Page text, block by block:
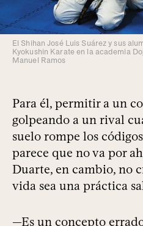
El Shihan José Luis Suárez y sus
Kyokushin Karate en la academia
Manuel Ramos
Para él, permitir a un
golpeando a un rival
suelo rompe los
parece que no va por
Duarte, en cambio, no
vida sea una práctica
—Es un concepto